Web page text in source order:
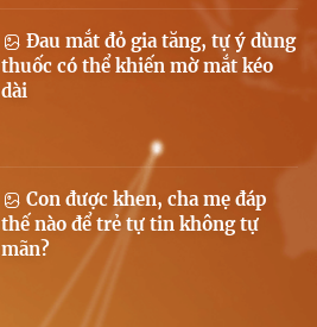
Đau mắt đỏ gia tăng, tự ý dùng
thuốc có thể khiến mờ mắt kéo
dài
Con được khen, cha mẹ đáp
thế nào để trẻ tự tin không tự
mãn?